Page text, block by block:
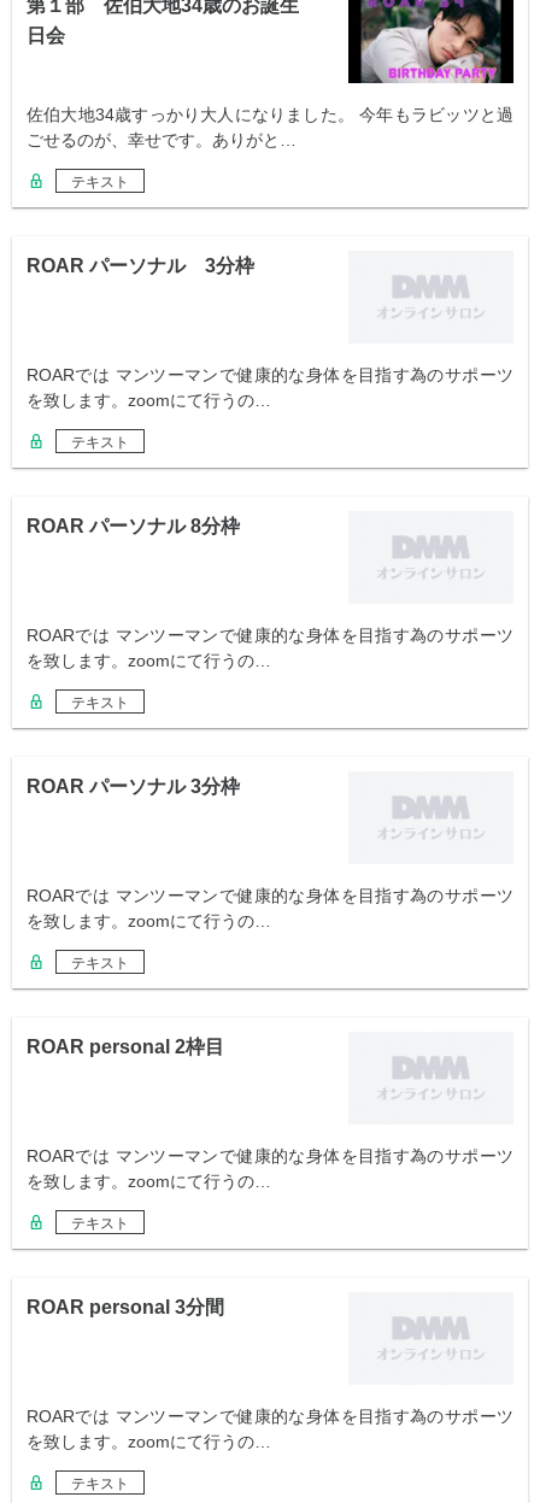
第１部 佐伯大地34歳のお誕生
日会
佐伯大地34歳すっかり大人になりました。 今年もラビッツと過
ごせるのが、幸せです。ありがと…
テキスト
ROAR パーソナル 3分枠
ROARでは マンツーマンで健康的な身体を目指す為のサポーツ
を致します。zoomにて行うの…
テキスト
ROAR パーソナル 8分枠
ROARでは マンツーマンで健康的な身体を目指す為のサポーツ
を致します。zoomにて行うの…
テキスト
ROAR パーソナル 3分枠
ROARでは マンツーマンで健康的な身体を目指す為のサポーツ
を致します。zoomにて行うの…
テキスト
ROAR personal 2枠目
ROARでは マンツーマンで健康的な身体を目指す為のサポーツ
を致します。zoomにて行うの…
テキスト
ROAR personal 3分間
ROARでは マンツーマンで健康的な身体を目指す為のサポーツ
を致します。zoomにて行うの…
テキスト